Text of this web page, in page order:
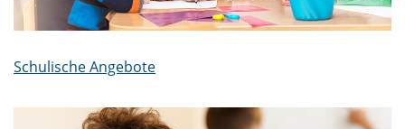
Schulische Angebote